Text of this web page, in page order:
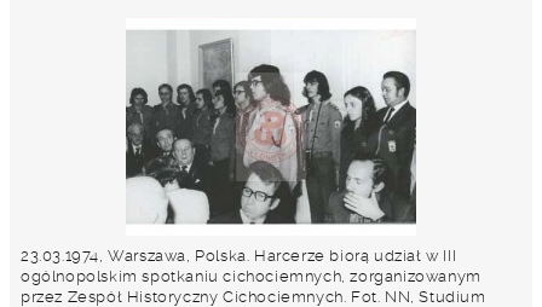
23.03.1974, Warszawa, Polska. Harcerze biorą udział w III
ogólnopolskim spotkaniu cichociemnych, zorganizowanym
przez Zespół Historyczny Cichociemnych. Fot. NN, Studium